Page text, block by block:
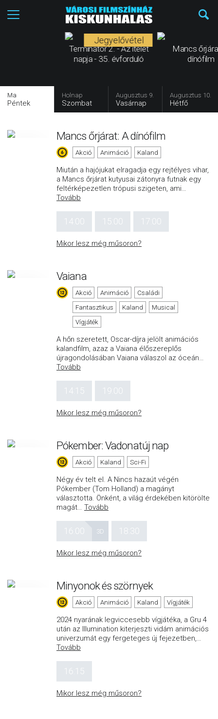
Terminátor 2. - Az ítélet
napja - 35. évforduló
Jegyelővétel
Mancs
dínófilm
Ma
Péntek
Holnap
Szombat
Augusztus 9.
Vasárnap
Augusztus 10.
Hétfő
Mancs őrjárat: A dínófilm
Akció Animáció Kaland
Miután a hajójukat elragadja egy rejtélyes vihar,
a Mancs őrjárat kutyusai zátonyra futnak egy
feltérképezetlen trópusi szigeten, ami…
Tovább
14:00 15:00 17:00
Mikor lesz még műsoron?
Vaiana
Akció Animáció
Családi
Fantasztikus
Kaland
Musical
Vígjáték
A hőn szeretett, Oscar-díjra jelölt animációs
kalandfilm, azaz a Vaiana élőszereplős
újragondolásában Vaiana válaszol az óceán…
Tovább
14:15 19:00
Mikor lesz még műsoron?
Pókember: Vadonatúj nap
Akció Kaland Sci-Fi
Négy év telt el. A Nincs hazaút végén
Pókember (Tom Holland) a magányt
választotta. Önként, a világ érdekében kitörölte
magát… Tovább
16:00 3D 18:30
Mikor lesz még műsoron?
Minyonok és szörnyek
Akció Animáció Kaland Vígjáték
2024 nyarának legviccesebb vígjátéka, a Gru 4
után az Illumination kiterjeszti vidám animációs
univerzumát egy fergeteges új fejezetben,…
Tovább
16:15
Mikor lesz még műsoron?